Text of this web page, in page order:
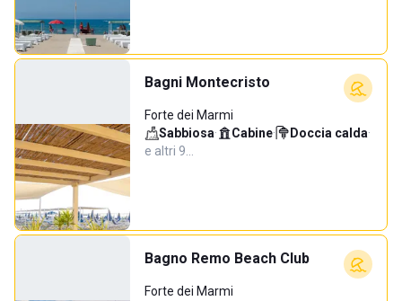
Bagni Montecristo
Forte dei Marmi
Sabbiosa· Cabine· Doccia calda·
e altri 9…
Bagno Remo Beach Club
Forte dei Marmi